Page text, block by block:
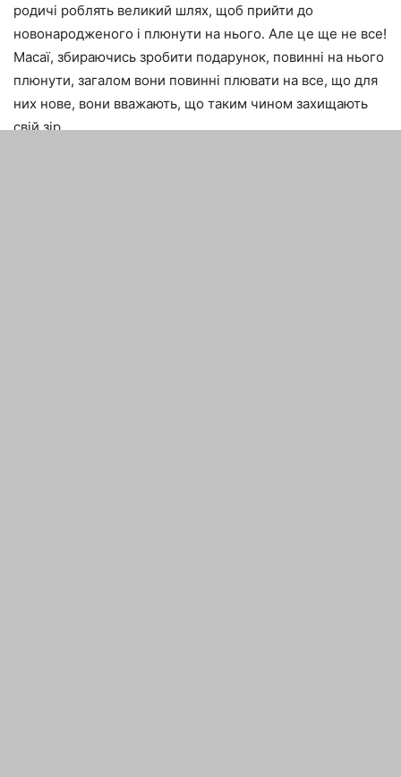
родичі роблять великий шлях, щоб прийти до
новонародженого і плюнути на нього. Але це ще не все!
Масаї, збираючись зробити подарунок, повинні на нього
плюнути, загалом вони повинні плювати на все, що для
них нове, вони вважають, що таким чином захищають
свій зір.